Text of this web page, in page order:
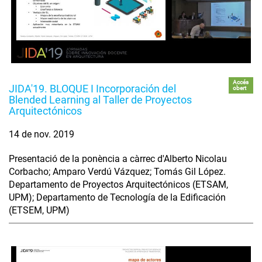
JIDA'19. BLOQUE I Incorporación del
Blended Learning al Taller de Proyectos
Arquitectónicos
Accés
obert
14 de nov. 2019
Presentació de la ponència a càrrec d'Alberto Nicolau
Corbacho; Amparo Verdú Vázquez; Tomás Gil López.
Departamento de Proyectos Arquitectónicos (ETSAM,
UPM); Departamento de Tecnología de la Edificación
(ETSEM, UPM)